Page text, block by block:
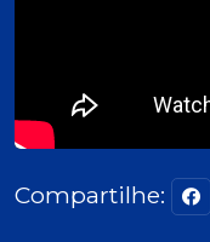
Compartilhe: